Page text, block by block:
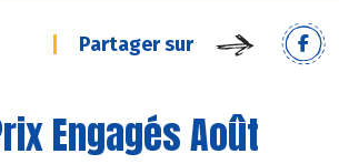
Partager sur
Engagés Août